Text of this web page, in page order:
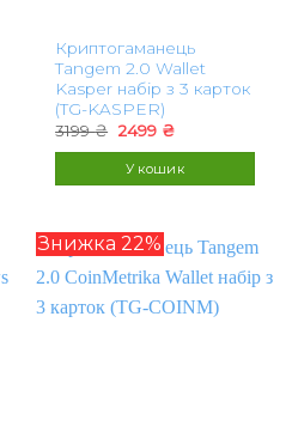
Криптогаманець
Tangem 2.0 Wallet
Kasper набір з 3 карток
(TG-KASPER)
3199₴ Оригінальна
3199 ₴.
2499 ₴Поточна
У кошик
Знижка 22%